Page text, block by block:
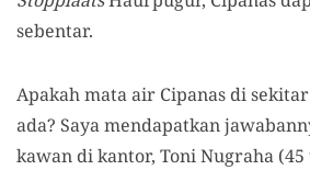
sebentar.
Apakah mata air Cipanas di
ada? Saya mendapatkan
kawan di kantor, Toni Nugraha